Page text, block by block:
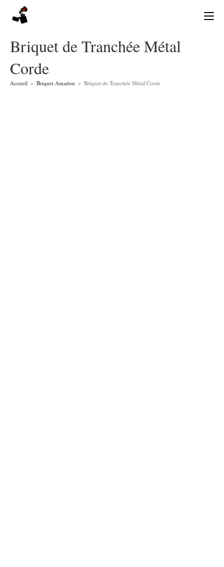
Briquet de Tranchée Métal
Corde
Accueil > Briquet Amadou > Briquet de Tranchée Métal Corde